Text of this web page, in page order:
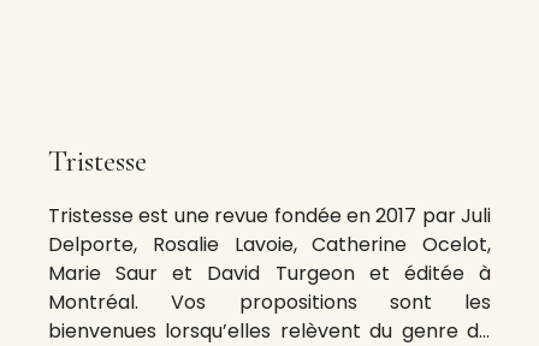
Tristesse
Tristesse est une revue fondée en 2017 par Juli
Delporte, Rosalie Lavoie, Catherine Ocelot,
Marie Saur et David Turgeon et éditée à
Montréal. Vos propositions sont les
bienvenues lorsqu’elles relèvent du genre de